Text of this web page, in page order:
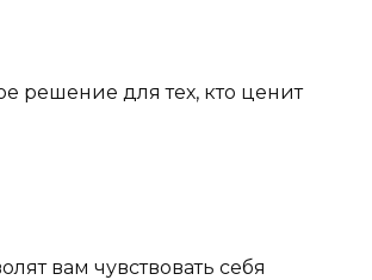
решение для тех, кто ценит
вам чувствовать себя